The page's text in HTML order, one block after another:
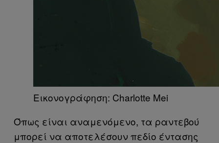
Εικονογράφηση: Charlotte Mei
Όπως είναι αναμενόμενο, τα ραντεβού
μπορεί να αποτελέσουν πεδίο έντασης